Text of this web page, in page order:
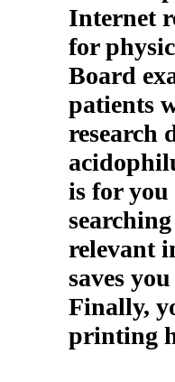
Internet
for
Board
patients
research
is for
relevant
saves
Finally,
printing